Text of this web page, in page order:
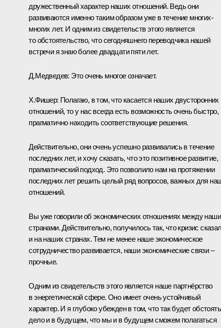
дружественный характер наших отношений. Ведь они
развиваются именно таким образом уже в течение многих-
многих лет. И одним из свидетельств этого является
то обстоятельство, что сегодняшнего переводчика нашей
встречи я знаю более двадцати пяти лет.
Д.Медведев: Это очень многое означает.
Х.Фишер: Полагаю, в том, что касается наших двусторонних
отношений, то у нас всегда есть возможность очень быстро,
прагматично находить соответствующие решения.
Действительно, они очень успешно развивались в течение
последних лет, и хочу сказать, что это позитивное развитие,
прагматический подход. Это позволило нам на протяжении
последних лет решить целый ряд вопросов, важных для
отношений.
Вы уже говорили об экономических отношениях между
странами. Действительно, получилось так, что кризис
и на наших странах. Тем не менее наше экономическое
сотрудничество развивается, наши экономические связи –
прочные.
Одним из свидетельств этого является наше партнёрство
в энергетической сфере. Оно имеет очень устойчивый
характер. И я глубоко убежден в том, что так будет обстоять
дело и в будущем, что мы и в будущем сможем полагаться